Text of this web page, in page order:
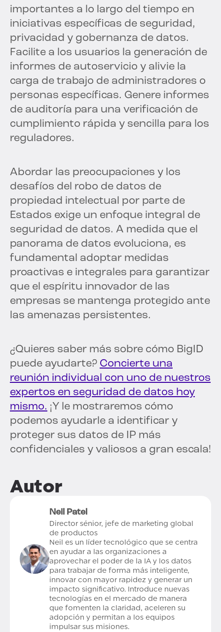
importantes a lo largo del tiempo en
iniciativas específicas de seguridad,
privacidad y gobernanza de datos.
Facilite a los usuarios la generación de
informes de autoservicio y alivie la
carga de trabajo de administradores o
personas específicas. Genere informes
de auditoría para una verificación de
cumplimiento rápida y sencilla para los
reguladores.
Abordar las preocupaciones y los
desafíos del robo de datos de
propiedad intelectual por parte de
Estados exige un enfoque integral de
seguridad de datos. A medida que el
panorama de datos evoluciona, es
fundamental adoptar medidas
proactivas e integrales para garantizar
que el espíritu innovador de las
empresas se mantenga protegido ante
las amenazas persistentes.
¿Quieres saber más sobre cómo BigID
puede ayudarte? Concierte una
reunión individual con uno de nuestros
expertos en seguridad de datos hoy
mismo. ¡Y le mostraremos cómo
podemos ayudarle a identificar y
proteger sus datos de IP más
confidenciales y valiosos a gran escala!
Autor
Neil Patel
Director sénior, jefe de marketing global
de productos
Neil es un líder tecnológico que se centra
en ayudar a las organizaciones a
aprovechar el poder de la IA y los datos
para trabajar de forma más inteligente,
innovar con mayor rapidez y generar un
impacto significativo. Introduce nuevas
tecnologías en el mercado de manera
que fomenten la claridad, aceleren su
adopción y permitan a los equipos
impulsar sus misiones.